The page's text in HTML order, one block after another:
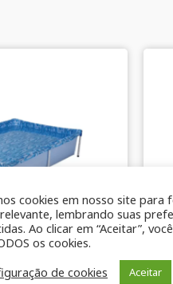
cookies em nosso site para
lembrando suas
Ao clicar em “Aceitar”,
os cookies.
de cookies
Aceitar